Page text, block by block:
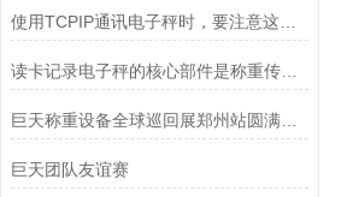
使用TCPIP通讯电子秤时，要注意这些！
读卡记录电子秤的核心部件是称重传感器
巨天称重设备全球巡回展郑州站圆满结束
巨天团队友谊赛